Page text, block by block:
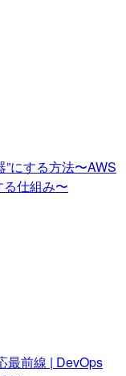
”にする方法〜AWS
仕組み〜
最前線 | DevOps